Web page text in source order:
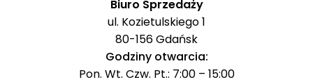
autobus
125,
128,
133,
134,
140,
147,
Biuro Sprzedaży
ul. Kozietulskiego 1
80-156Gdańsk
Godziny otwarcia:
Pon. Wt. Czw. Pt.: 7:00 – 15:00